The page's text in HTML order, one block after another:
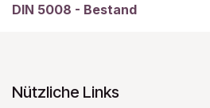
DIN 5008 - Bestand
Nützliche Links